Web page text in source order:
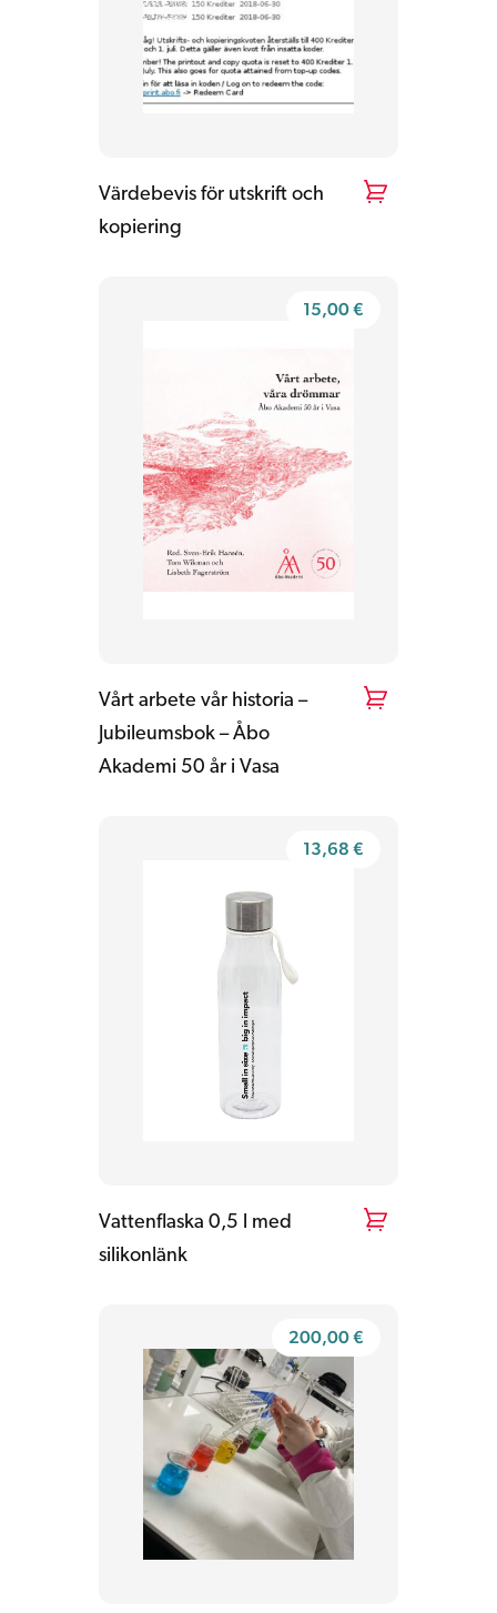
Värdebevis för utskrift och
kopiering
15,00€
Vårt arbete vår historia –
Jubileumsbok – Åbo
Akademi 50 år i Vasa
13,68 €
Vattenflaska 0,5 l med
silikonlänk
200,00€